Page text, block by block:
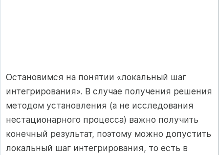
Остановимся на понятии «локальный шаг
интегрирования». В случае получения решения
методом установления (а не исследования
нестационарного процесса) важно получить
конечный результат, поэтому можно допустить
локальный шаг интегрирования, то есть в